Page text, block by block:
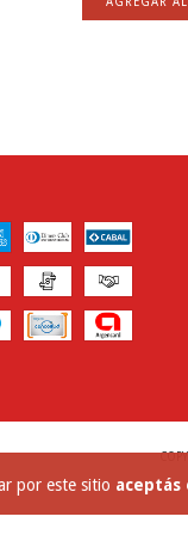
por este sitio aceptás